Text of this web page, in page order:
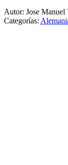
Autor: Jose Manuel
Categorías: